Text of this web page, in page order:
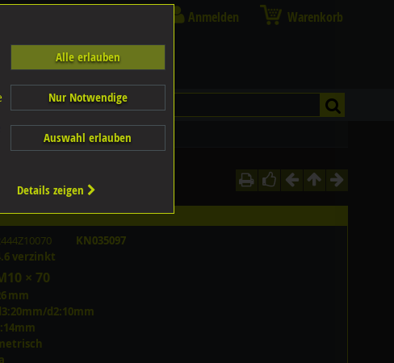
Anmelden Warenkorb
KN035097
verzinkt
× 70
mm
d2:10mm
Alle erlauben
Nur Notwendige
Auswahl erlauben
Details zeigen